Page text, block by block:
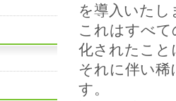
を導入いたし
これはすべ
化されたこ
それに伴い
す。